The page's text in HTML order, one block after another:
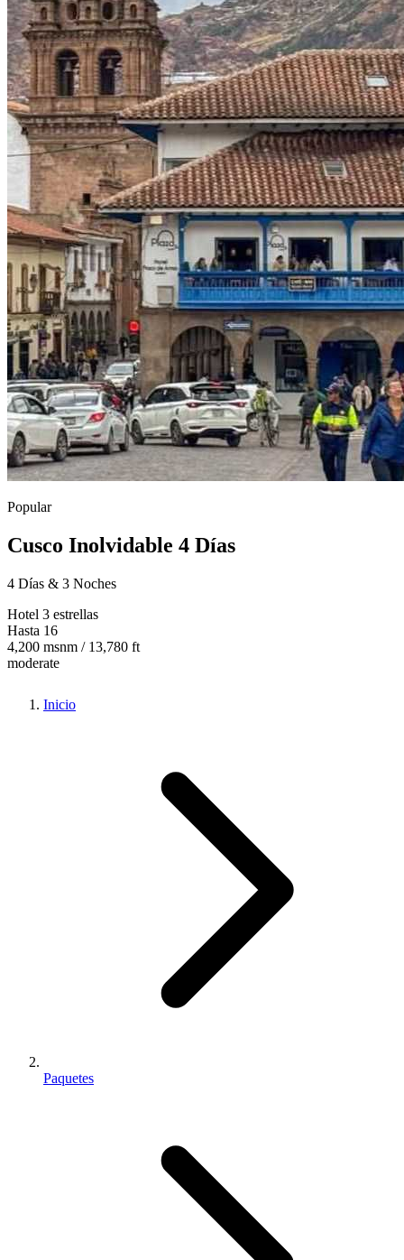
Popular
Cusco Inolvidable 4 Días
4 Días & 3 Noches
Hotel 3 estrellas
Hasta 16
4,200 msnm / 13,780 ft
moderate
Inicio
Paquetes